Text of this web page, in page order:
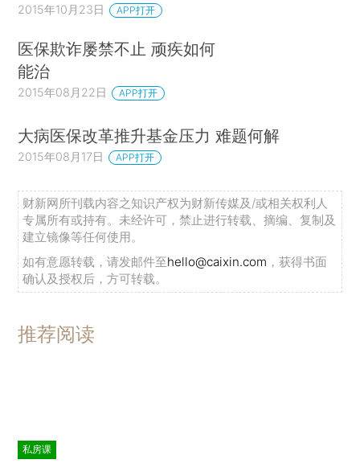
2015年10月23日 APP打开
医保欺诈屡禁不止 顽疾如何
能治
2015年08月22日 APP打开
大病医保改革推升基金压力 难题何解
2015年08月17日 APP打开
财新网所刊载内容之知识产权为财新传媒及/或相关权利人
专属所有或持有。未经许可，禁止进行转载、摘编、复制及
建立镜像等任何使用。
如有意愿转载，请发邮件至hello@caixin.com ，获得书面
确认及授权后，方可转载。
推荐阅读
私房课